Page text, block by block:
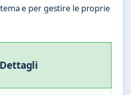
e per gestire le proprie
Dettagli